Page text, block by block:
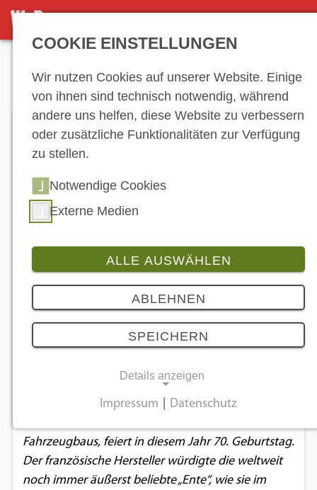
DETAILSEITE
5 Bilder
„Ente“ trifft Bonneville: Custombike
als rollende Hommage an Citroën 2CV
Charleston
Fahrzeugbaus, feiert in diesem Jahr 70. Geburtstag.
Der französische Hersteller würdigte die weltweit
noch immer äußerst beliebte „Ente“, wie sie im
COOKIE EINSTELLUNGEN
Wir nutzen Cookies auf unserer Website. Einige
von ihnen sind technisch notwendig, während
andere uns helfen, diese Website zu verbessern
oder zusätzliche Funktionalitäten zur Verfügung
zu stellen.
Notwendige Cookies
Externe Medien
ALLE AUSWÄHLEN
ABLEHNEN
SPEICHERN
Details anzeigen
Notwendige Cookies ermöglichen
grundlegende Funktionen und sind für die
einwandfreie Funktion der Website
Impressum Datenschutz